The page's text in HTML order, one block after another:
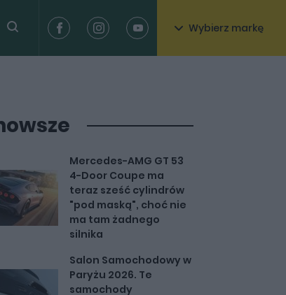
Wybierz markę
Mercedes-AMG GT 53
4-Door Coupe ma
teraz sześć cylindrów
"pod maską", choć nie
ma tam żadnego
silnika
Salon Samochodowy w
Paryżu 2026. Te
samochody